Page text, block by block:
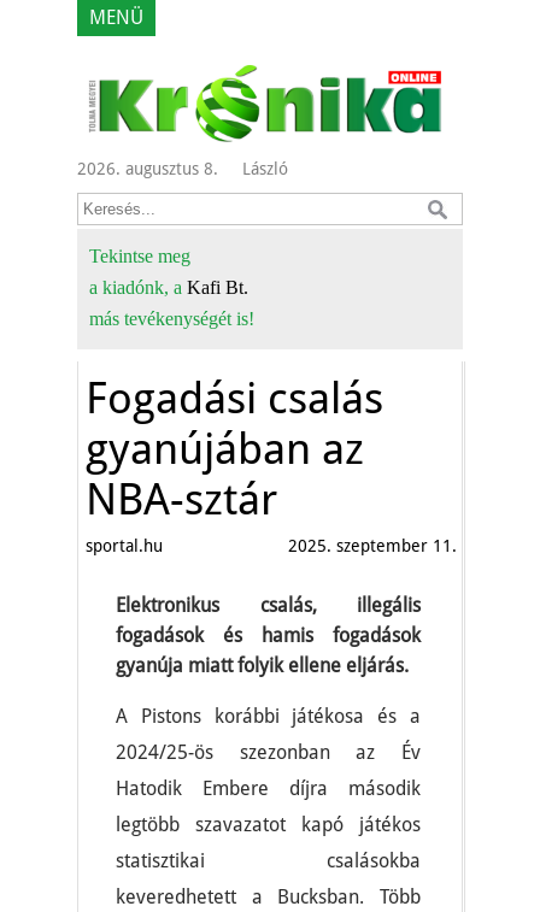
MENÜ
2026. augusztus 8. László
Tekintse meg
a kiadónk, a Kafi Bt.
más tevékenységét is!
Fogadási csalás
gyanújában az
NBA-sztár
sportal.hu 2025. szeptember 11.
Elektronikus csalás, illegális
fogadások és hamis fogadások
gyanúja miatt folyik ellene eljárás.
A Pistons korábbi játékosa és a
2024/25-ös szezonban az Év
Hatodik Embere díjra második
legtöbb szavazatot kapó játékos
statisztikai csalásokba
keveredhetett a Bucksban. Több